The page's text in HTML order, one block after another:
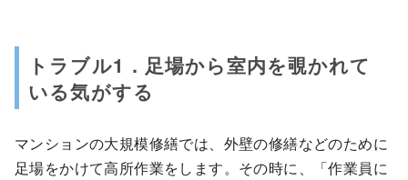
トラブル1．足場から室内を覗かれて
いる気がする
マンションの大規模修繕では、外壁の修繕などのために
足場をかけて高所作業をします。その時に、「作業員に